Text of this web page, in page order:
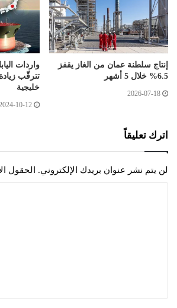
إنتاج سلطنة عمان من الغاز يقفز
6.5% خلال 5 أشهر
2026-07-18
واردات
تترقّب
خليجية
10-12
اترك تعليقاً
لن يتم نشر عنوان بريدك الإلكتروني. الحقول